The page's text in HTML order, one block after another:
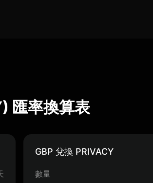
匯率換算表
GBP 兌換 PRIVACY
數量